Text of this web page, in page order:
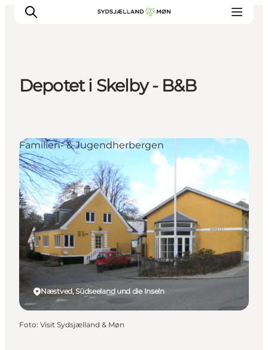
Events
Essen
Unterkunft
Reise planen
Depotet i Skelby - B&B
Næstved, Südseeland und die Inseln
Familien- & Jugendherbergen
Foto: Visit Sydsjælland & Møn